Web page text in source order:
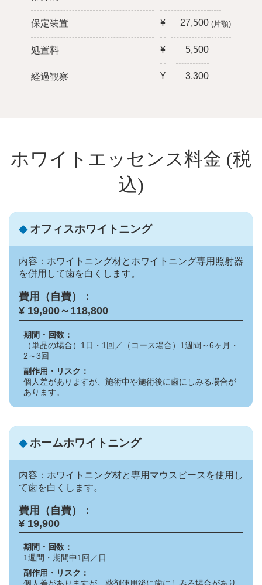
保定装置 ¥ 27,500 (片顎)
処置料 ¥ 5,500
経過観察 ¥ 3,300
ホワイトエッセンス料金 (税
込)
◆ オフィスホワイトニング
内容：ホワイトニング材とホワイトニング専用照射器
を併用して歯を白くします。
費用（自費）：
¥ 19,900～118,800
期間・回数：
（単品の場合）1日・1回／（コース場合）1週間～6ヶ月・
2～3回
副作用・リスク：
個人差がありますが、施術中や施術後に歯にしみる場合が
あります。
◆ホームホワイトニング
内容：ホワイトニング材と専用マウスピースを使用し
て歯を白くします。
費用（自費）：
¥ 19,900
期間・回数：
1週間・期間中1回／日
副作用・リスク：